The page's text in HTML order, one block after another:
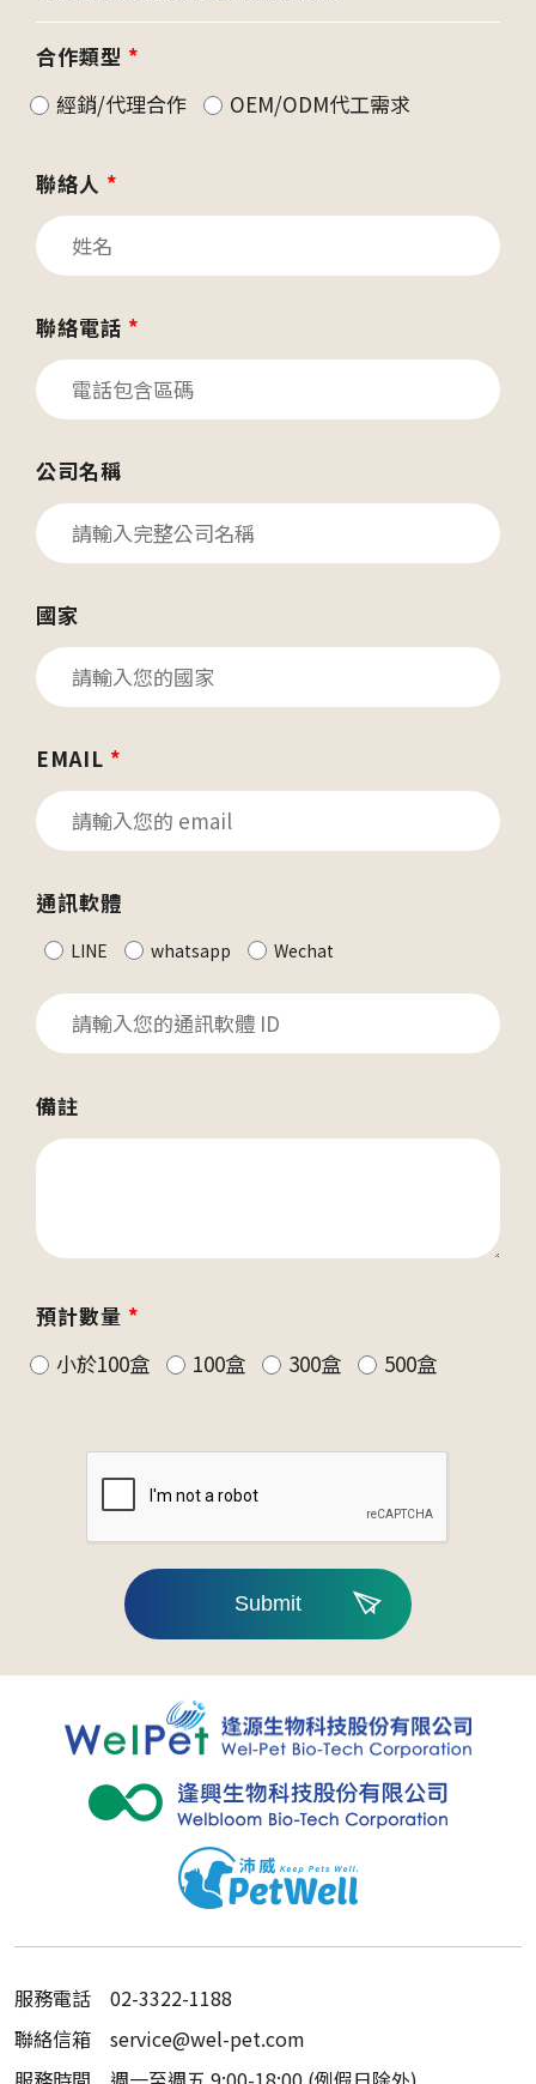
合作類型 *
經銷/代理合作
OEM/ODM代工需求
聯絡人 *
聯絡電話 *
公司名稱
國家
EMAIL *
通訊軟體
LINE whatsapp Wechat
備註
預計數量 *
小於100盒
100盒 300盒 500盒
Submit
服務電話
02-3322-1188
聯絡信箱
service@wel-pet.com